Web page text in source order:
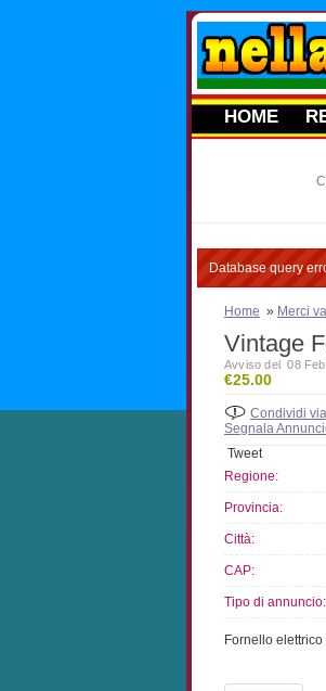
HOME
Database query
Home » Merci
Vintage
Avviso del 08
€25.00
Condividi
Segnala
Tweet
Regione:
Provincia:
Città:
CAP:
Tipo di annuncio:
Fornello